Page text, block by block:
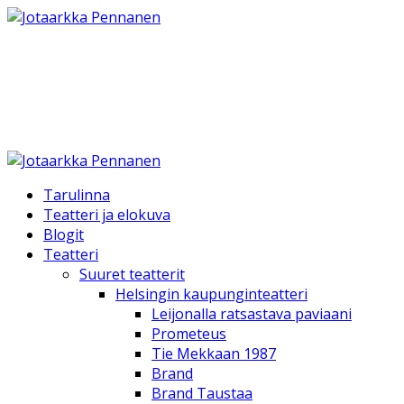
Tarulinna
Teatteri ja elokuva
Blogit
Teatteri
Suuret teatterit
Helsingin kaupunginteatteri
Leijonalla ratsastava paviaani
Prometeus
Tie Mekkaan 1987
Brand
Brand Taustaa